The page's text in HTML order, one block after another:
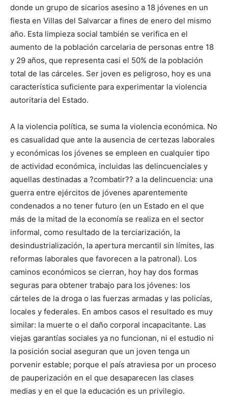
donde un grupo de sicarios asesino a 18 jóvenes en un
fiesta en Villas del Salvarcar a fines de enero del mismo
año. Esta limpieza social también se verifica en el
aumento de la población carcelaria de personas entre 18
y 29 años, que representa casi el 50% de la población
total de las cárceles. Ser joven es peligroso, hoy es una
característica suficiente para experimentar la violencia
autoritaria del Estado.
A la violencia política, se suma la violencia económica. No
es casualidad que ante la ausencia de certezas laborales
y económicas los jóvenes se empleen en cualquier tipo
de actividad económica, incluidas las delincuenciales y
aquellas destinadas a ?combatir?? a la delincuencia: una
guerra entre ejércitos de jóvenes aparentemente
condenados a no tener futuro (en un Estado en el que
más de la mitad de la economía se realiza en el sector
informal, como resultado de la terciarización, la
desindustrialización, la apertura mercantil sin límites, las
reformas laborales que favorecen a la patronal). Los
caminos económicos se cierran, hoy hay dos formas
seguras para obtener trabajo para los jóvenes: los
cárteles de la droga o las fuerzas armadas y las policías,
locales y federales. En ambos casos el resultado es muy
similar: la muerte o el daño corporal incapacitante. Las
viejas garantías sociales ya no funcionan, ni el estudio ni
la posición social aseguran que un joven tenga un
porvenir estable; porque el país atraviesa por un proceso
de pauperización en el que desaparecen las clases
medias y en el que la educación es un privilegio.